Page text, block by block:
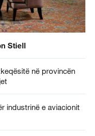
Stiell
në provincën
industrinë e aviacionit